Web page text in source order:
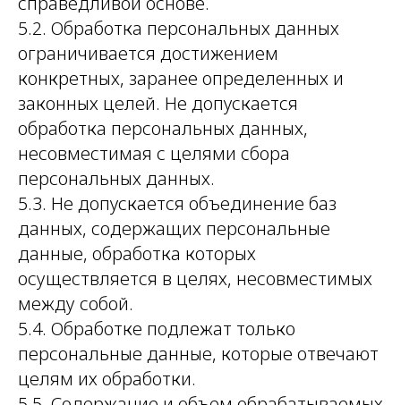
5.2. Обработка персональных данных
ограничивается достижением
конкретных, заранее определенных и
законных целей. Не допускается
обработка персональных данных,
несовместимая с целями сбора
персональных данных.
5.3. Не допускается объединение баз
данных, содержащих персональные
данные, обработка которых
осуществляется в целях, несовместимых
между собой.
5.4. Обработке подлежат только
персональные данные, которые отвечают
целям их обработки.